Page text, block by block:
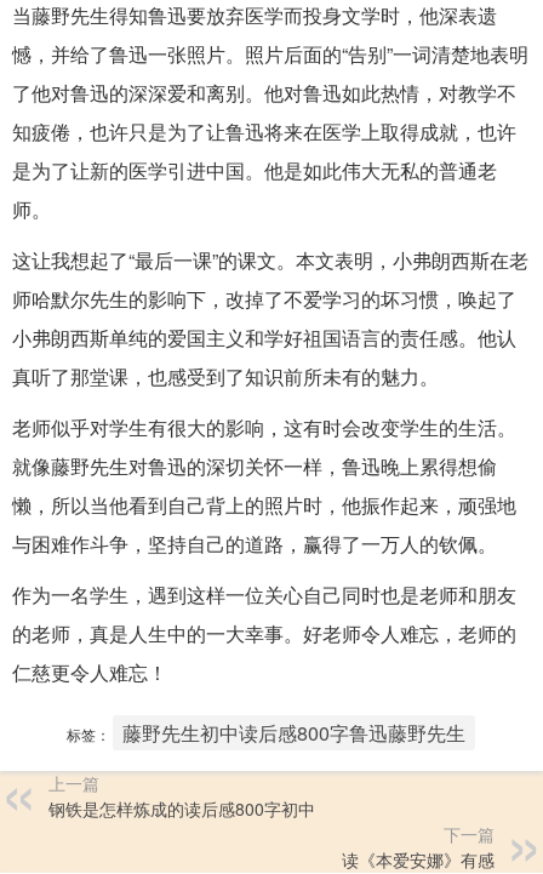
当藤野先生得知鲁迅要放弃医学而投身文学时，他深表遗
憾，并给了鲁迅一张照片。照片后面的“告别”一词清楚地表明
了他对鲁迅的深深爱和离别。他对鲁迅如此热情，对教学不
知疲倦，也许只是为了让鲁迅将来在医学上取得成就，也许
是为了让新的医学引进中国。他是如此伟大无私的普通老
师。
这让我想起了“最后一课”的课文。本文表明，小弗朗西斯在老
师哈默尔先生的影响下，改掉了不爱学习的坏习惯，唤起了
小弗朗西斯单纯的爱国主义和学好祖国语言的责任感。他认
真听了那堂课，也感受到了知识前所未有的魅力。
老师似乎对学生有很大的影响，这有时会改变学生的生活。
就像藤野先生对鲁迅的深切关怀一样，鲁迅晚上累得想偷
懒，所以当他看到自己背上的照片时，他振作起来，顽强地
与困难作斗争，坚持自己的道路，赢得了一万人的钦佩。
作为一名学生，遇到这样一位关心自己同时也是老师和朋友
的老师，真是人生中的一大幸事。好老师令人难忘，老师的
仁慈更令人难忘！
标签： 藤野先生初中读后感800字鲁迅藤野先生
上一篇
钢铁是怎样炼成的读后感800字初中
下一篇
读《本爱安娜》有感